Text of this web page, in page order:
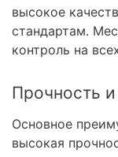
высокое
стандартам.
контроль на
Прочность
Основное
высокая